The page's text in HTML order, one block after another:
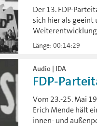
Der 13. FDP-
sich hier als
Weiterentwicklung
Länge: 00:14:29
Audio | IDA
FDP-
Vom 23.-25. Mai
Erich Mende hält
innen- und